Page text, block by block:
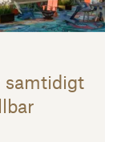
samtidigt